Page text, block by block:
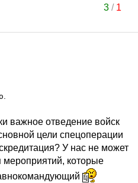
3/ 1
важное отведение войск
цели спецоперации
У нас не может
мероприятий, которые